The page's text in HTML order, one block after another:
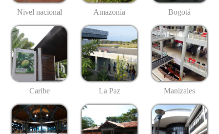
Nivel nacional Amazonía Bogotá
Caribe La Paz Manizales